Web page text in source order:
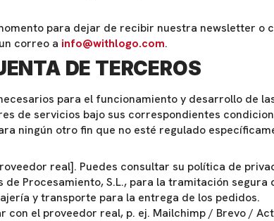
para dejar de recibir nuestra newsletter
correo a info@withlogo.com.
DE TERCEROS
para el funcionamiento y desarrollo de
de servicios bajo sus correspondientes
ningún otro fin que no esté regulado
real]. Puedes consultar su política de
de Procesamiento, S.L., para la tramitación segura
y transporte para la entrega de los pedidos.
con el proveedor real, p. ej. Mailchimp / Brevo /